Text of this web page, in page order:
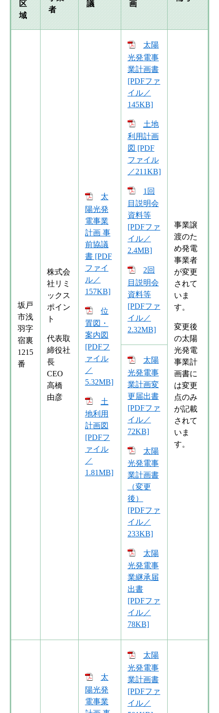
区
域
者
議
画
坂戸
市浅
羽字
宿裏
1215
番
株式会
社リミ
ックス
ポイン
ト
代表取
締役社
長
CEO
高橋
由彦
太
陽光発
電事業
計画 事
前協議
書 [PDF
ファイ
ル／
157KB]
位
置図・
案内図
[PDFフ
ァイル
／
5.32MB]
土
地利用
計画図
[PDFフ
ァイル
／
1.81MB]
太陽
光発電事
業計画書
[PDFファ
イル／
145KB]
土地
利用計画
図 [PDF
ファイル
／211KB]
1回
目説明会
資料等
[PDFファ
イル／
2.4MB]
2回
目説明会
資料等
[PDFファ
イル／
2.32MB]
事業譲
渡のた
め発電
事業者
が変更
されて
いま
す。
変更後
の太陽
光発電
事業計
画書に
は変更
点のみ
が記載
されて
いま
す。
太陽
光発電事
業計画変
更届出書
[PDFファ
イル／
72KB]
太陽
光発電事
業計画書
（変更
後）
[PDFファ
イル／
233KB]
太陽
光発電事
業継承届
出書
[PDFファ
イル／
78KB]
太
陽光発
電事業
太陽
光発電事
業計画書
[PDFファ
イル／